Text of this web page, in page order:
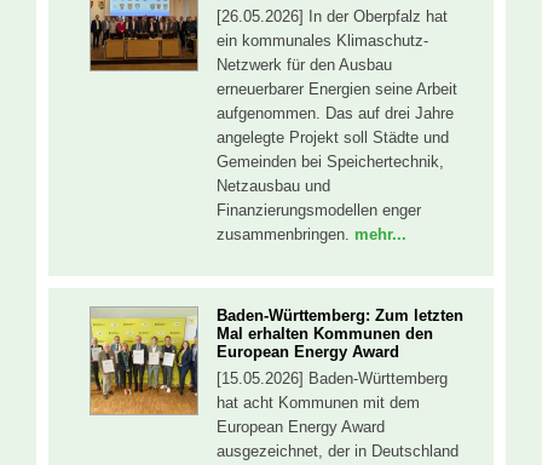
[26.05.2026] In der Oberpfalz hat
ein kommunales Klimaschutz-
Netzwerk für den Ausbau
erneuerbarer Energien seine Arbeit
aufgenommen. Das auf drei Jahre
angelegte Projekt soll Städte und
Gemeinden bei Speichertechnik,
Netzausbau und
Finanzierungsmodellen enger
zusammenbringen. mehr...
Baden-Württemberg: Zum letzten
Mal erhalten Kommunen den
European Energy Award
[15.05.2026] Baden-Württemberg
hat acht Kommunen mit dem
European Energy Award
ausgezeichnet, der in Deutschland